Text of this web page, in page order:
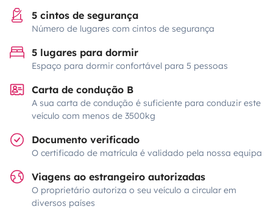
5 cintos de segurança
Número de lugares com cintos de segurança
5 lugares para dormir
Espaço para dormir confortável para 5 pessoas
Carta de condução B
A sua carta de condução é suficiente para conduzir este
veículo com menos de 3500kg
Documento verificado
O certificado de matrícula é validado pela nossa equipa
Viagens ao estrangeiro autorizadas
O proprietário autoriza o seu veículo a circular em
diversos países